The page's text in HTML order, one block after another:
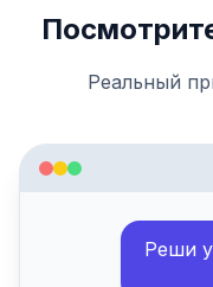
Реальный
Реши